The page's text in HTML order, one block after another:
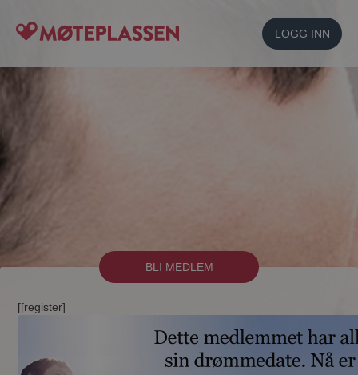
LOGG INN
BLI MEDLEM
[[register]